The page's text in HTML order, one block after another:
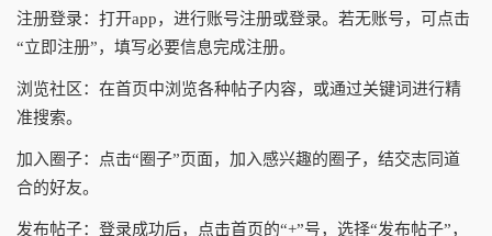
注册登录：打开app，进行账号注册或登录。若无账号，可点击
“立即注册”，填写必要信息完成注册。
浏览社区：在首页中浏览各种帖子内容，或通过关键词进行精
准搜索。
加入圈子：点击“圈子”页面，加入感兴趣的圈子，结交志同道
合的好友。
发布帖子：登录成功后，点击首页的“+”号，选择“发布帖子”，